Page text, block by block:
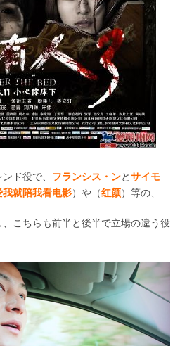
ド役で、 フランシス・ンとサイモ
我就陪我看电影）や（红颜）等の、
、こちらも前半と後半で立場の違う役